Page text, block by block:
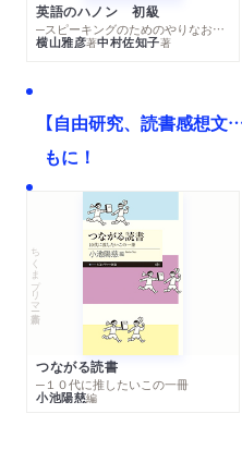
英語のハノン 初級
─スピーキングのためのやりなおし英文法スーパードリル
横山雅彦著中村佐知子著
【自由研究、読書感想
もに！
ちくまプリマー新書
つながる読書
─１０代に推したいこの一冊
小池陽慈編